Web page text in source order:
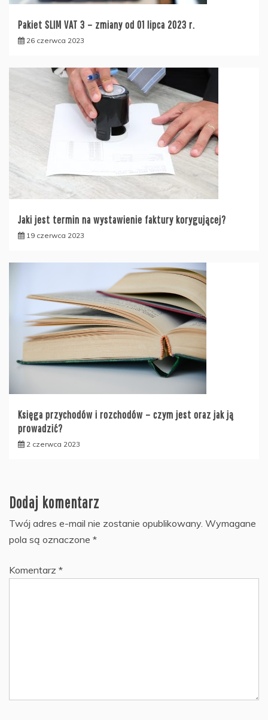
Pakiet SLIM VAT 3 – zmiany od 01 lipca 2023 r.
26 czerwca 2023
Jaki jest termin na wystawienie faktury korygującej?
19 czerwca 2023
Księga przychodów i rozchodów – czym jest oraz jak ją
prowadzić?
2 czerwca 2023
Dodaj komentarz
Twój adres e-mail nie zostanie opublikowany. Wymagane
pola są oznaczone *
Komentarz *